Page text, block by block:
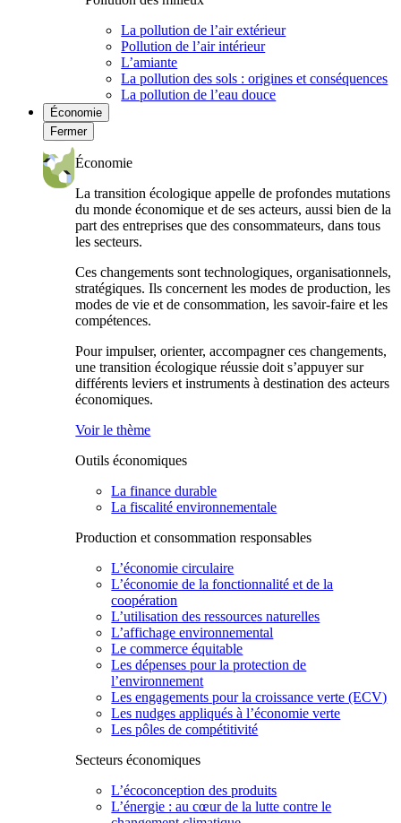
La pollution de l’air extérieur
Pollution de l’air intérieur
L’amiante
La pollution des sols : origines et conséquences
La pollution de l’eau douce
Économie
Fermer
Économie
La transition écologique appelle de profondes mutations
du monde économique et de ses acteurs, aussi bien de la
part des entreprises que des consommateurs, dans tous
les secteurs.
Ces changements sont technologiques, organisationnels,
stratégiques. Ils concernent les modes de production, les
modes de vie et de consommation, les savoir-faire et les
compétences.
Pour impulser, orienter, accompagner ces changements,
une transition écologique réussie doit s’appuyer sur
différents leviers et instruments à destination des acteurs
économiques.
Voir le thème
Outils économiques
La finance durable
La fiscalité environnementale
Production et consommation responsables
L’économie circulaire
L’économie de la fonctionnalité et de la
coopération
L’utilisation des ressources naturelles
L’affichage environnemental
Le commerce équitable
Les dépenses pour la protection de
l’environnement
Les engagements pour la croissance verte (ECV)
Les nudges appliqués à l’économie verte
Les pôles de compétitivité
Secteurs économiques
L’écoconception des produits
L’énergie : au cœur de la lutte contre le